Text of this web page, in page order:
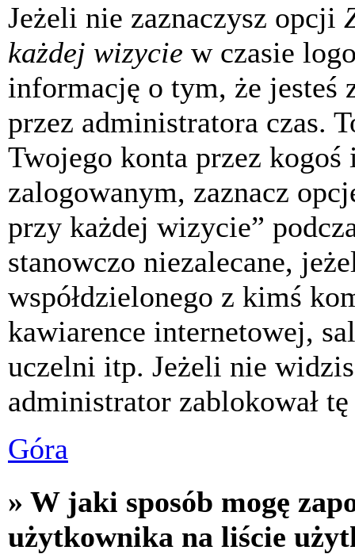
Jeżeli nie zaznaczysz opcji
każdej wizycie w czasie
informację o tym, że jesteś
przez administratora czas.
Twojego konta przez kogoś
zalogowanym, zaznacz
przy każdej wizycie”
stanowczo niezalecane,
współdzielonego z kimś
kawiarence internetowej,
uczelni itp. Jeżeli nie
administrator zablokował
Góra
» W jaki sposób mogę
użytkownika na liście